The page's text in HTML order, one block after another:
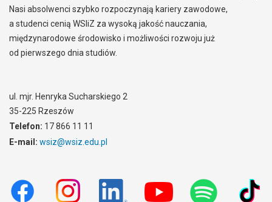
Nasi absolwenci szybko rozpoczynają kariery zawodowe,
a studenci cenią WSIiZ za wysoką jakość nauczania,
międzynarodowe środowisko i możliwości rozwoju już
od pierwszego dnia studiów.
ul. mjr. Henryka Sucharskiego 2
35-225 Rzeszów
Telefon: 17 866 11 11
E-mail: wsiz@wsiz.edu.pl